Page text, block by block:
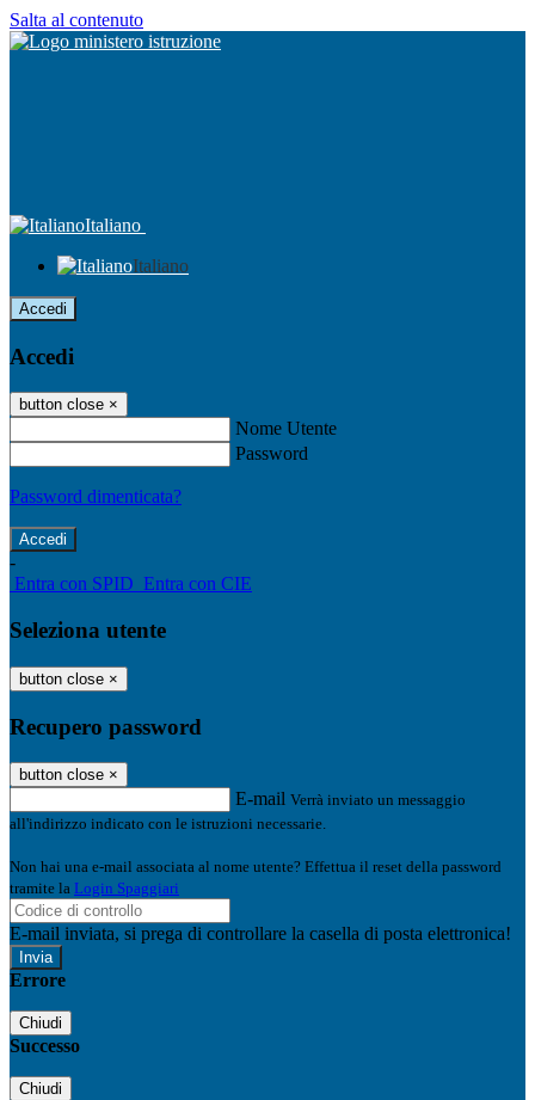
Salta al contenuto
Italiano
Italiano
Accedi
Accedi
button close ×
Nome Utente
Password
Password dimenticata?
-
Entra con SPID Entra con CIE
Seleziona utente
button close ×
Recupero password
button close ×
E-mail Verrà inviato un messaggio
all'indirizzo indicato con le istruzioni necessarie.
Non hai una e-mail associata al nome utente? Effettua il reset della password
tramite la Login Spaggiari
E-mail inviata, si prega di controllare la casella di posta elettronica!
Errore
Chiudi
Successo
Chiudi